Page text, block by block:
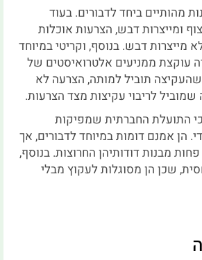
מהותיים ביחד לדבורים. בעוד
ומייצרות דבש, הצרעות אוכלות
מייצרות דבש. בנוסף, וקריטי במיוחד
עוקצת ממניעים אלטרואיסטים של
תוביל למותה, הצרעה לא
לריבוי עקיצות מצד הצרעות.
התועלת החברתית שמפיקות
הן אמנם דומות במיוחד לדבורים, אך
מבנות דודותיהן החרוצות. בנוסף,
שכן הן מסוגלות לעקוץ מבלי